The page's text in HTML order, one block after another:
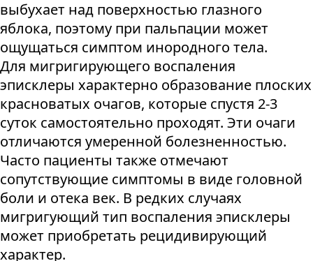
выбухает над поверхностью глазного
яблока, поэтому при пальпации может
ощущаться симптом инородного тела.
Для мигригирующего воспаления
эписклеры характерно образование плоских
красноватых очагов, которые спустя 2-3
суток самостоятельно проходят. Эти очаги
отличаются умеренной болезненностью.
Часто пациенты также отмечают
сопутствующие симптомы в виде головной
боли и отека век. В редких случаях
мигригующий тип воспаления эписклеры
может приобретать рецидивирующий
характер.